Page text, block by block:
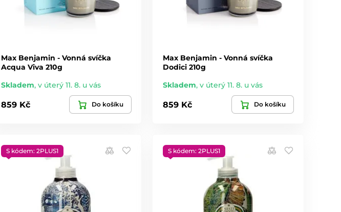
Max Benjamin - Vonná svíčka
Acqua Viva 210g
Skladem, v úterý 11. 8. u vás
859 Kč Do košíku
Max Benjamin - Vonná svíčka
Dodici 210g
Skladem,v úterý 11. 8. u vás
859 Kč Do košíku
S kódem: 2PLUS1 S kódem: 2PLUS1